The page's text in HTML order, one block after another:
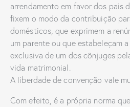
arrendamento em favor dos pais
fixem o modo da contribuição
domésticos, que exprimem a
um parente ou que estabeleçam
exclusiva de um dos cônjuges
vida matrimonial.
A liberdade de convenção vale
Com efeito, é a própria norma